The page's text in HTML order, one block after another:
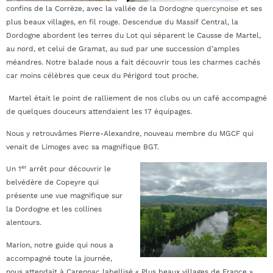
confins de la Corrèze, avec la vallée de la Dordogne quercynoise et ses
plus beaux villages, en fil rouge. Descendue du Massif Central, la
Dordogne abordent les terres du Lot qui séparent le Causse de Martel,
au nord, et celui de Gramat, au sud par une succession d’amples
méandres. Notre balade nous a fait découvrir tous les charmes cachés
car moins célèbres que ceux du Périgord tout proche.
Martel était le point de ralliement de nos clubs ou un café accompagné
de quelques douceurs attendaient les 17 équipages.
Nous y retrouvâmes Pierre-Alexandre, nouveau membre du MGCF qui
venait de Limoges avec sa magnifique BGT.
Un 1er arrêt pour découvrir le
belvédère de Copeyre qui
présente une vue magnifique sur
la Dordogne et les collines
alentours.
Marion, notre guide qui nous a
accompagné toute la journée,